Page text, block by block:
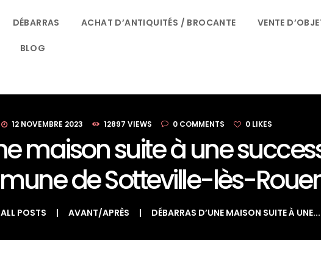
DÉBARRAS ACHAT D’ANTIQUITÉS / BROCANTE VENTE
BLOG
12 NOVEMBRE 2023 12897 VIEWS 0 COMMENTS 0 LIKES
maison suite à une
de Sotteville-lès-
ALL POSTS AVANT/APRÈS DÉBARRAS D’UNE MAISON SUITE À UNE...
ACCUEIL
DÉBARRAS
D’ANTIQUITÉS /
BROCANTE
VENTE D’OBJETS
QUI SOMMES-
NOUS ?
CONTACT